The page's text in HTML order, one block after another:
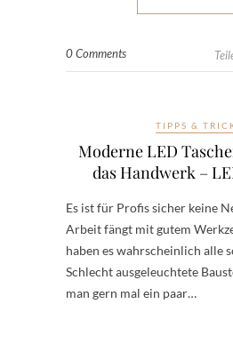
0 Comments
TIPPS &
Moderne LED
das Handwerk –
Es ist für Profis sicher keine
Arbeit fängt mit gutem
haben es wahrscheinlich alle
Schlecht ausgeleuchtete
man gern mal ein paar…